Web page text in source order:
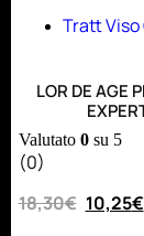
Tratt Viso
LOR DE AGE
Valutato 0su 5
(0)
18,30€ 10,25€